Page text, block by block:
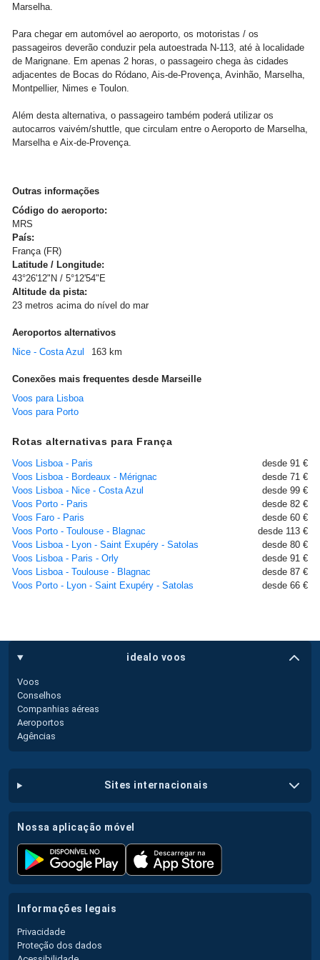
Marselha.
Para chegar em automóvel ao aeroporto, os motoristas / os
passageiros deverão conduzir pela autoestrada N-113, até à localidade
de Marignane. Em apenas 2 horas, o passageiro chega às cidades
adjacentes de Bocas do Ródano, Ais-de-Provença, Avinhão, Marselha,
Montpellier, Nimes e Toulon.
Além desta alternativa, o passageiro também poderá utilizar os
autocarros vaivém/shuttle, que circulam entre o Aeroporto de Marselha,
Marselha e Aix-de-Provença.
Outras informações
Código do aeroporto:
MRS
País:
França (FR)
Latitude / Longitude:
43°26'12"N / 5°12'54"E
Altitude da pista:
23 metros acima do nível do mar
Aeroportos alternativos
Nice - Costa Azul
163 km
Conexões mais frequentes desde Marseille
Voos para Lisboa
Voos para Porto
Rotas alternativas para França
Voos Lisboa - Paris
desde 91 €
Voos Lisboa - Bordeaux - Mérignac
desde 71 €
Voos Lisboa - Nice - Costa Azul
desde 99 €
Voos Porto - Paris
desde 82 €
Voos Faro - Paris
desde 60 €
Voos Porto - Toulouse - Blagnac
desde 113 €
Voos Lisboa - Lyon - Saint Exupéry - Satolas
desde 80 €
Voos Lisboa - Paris - Orly
desde 91 €
Voos Lisboa - Toulouse - Blagnac
desde 87 €
Voos Porto - Lyon - Saint Exupéry - Satolas
desde 66 €
idealo voos
Voos
Conselhos
Companhias aéreas
Aeroportos
Agências
sites internacionais
nossa aplicação móvel
informações legais
Privacidade
Proteção dos dados